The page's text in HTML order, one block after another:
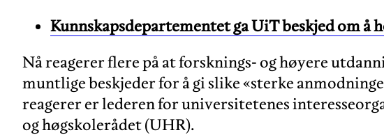
Kunnskapsdepartementet ga UiT beskjed om å
Nå reagerer flere på at forsknings- og høyere
muntlige beskjeder for å gi slike «sterke
reagerer er lederen for universitetenes
og høgskolerådet (UHR).